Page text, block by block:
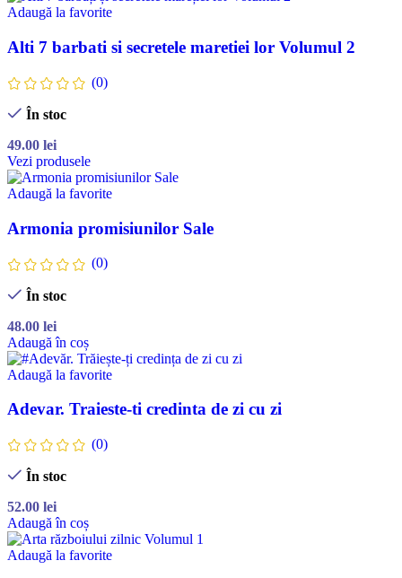
Adaugă la favorite
Alti 7 barbati si secretele maretiei lor Volumul 2
(0)
În stoc
49.00 lei
Vezi produsele
Adaugă la favorite
Armonia promisiunilor Sale
(0)
În stoc
48.00 lei
Adaugă în coș
Adaugă la favorite
Adevar. Traieste-ti credinta de zi cu zi
(0)
În stoc
52.00 lei
Adaugă în coș
Adaugă la favorite